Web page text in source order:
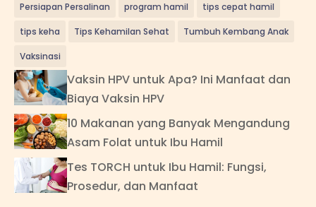
Persiapan Persalinan program hamil tips cepat hamil
tips keha Tips Kehamilan Sehat Tumbuh Kembang Anak
Vaksinasi
Vaksin HPV untuk Apa? Ini Manfaat dan
Biaya Vaksin HPV
10 Makanan yang Banyak Mengandung
Asam Folat untuk Ibu Hamil
Tes TORCH untuk Ibu Hamil: Fungsi,
Prosedur, dan Manfaat